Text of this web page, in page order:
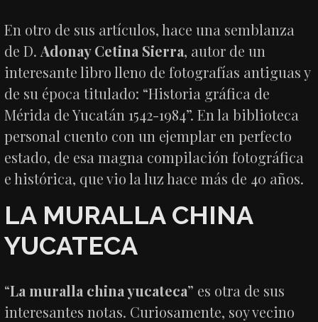
En otro de sus artículos, hace una semblanza
de D. Adonay Cetina Sierra, autor de un
interesante libro lleno de fotografías antiguas y
de su época titulado: “Historia gráfica de
Mérida de Yucatán 1542-1984”. En la biblioteca
personal cuento con un ejemplar en perfecto
estado, de esa magna compilación fotográfica
e histórica, que vio la luz hace más de 40 años.
LA MURALLA CHINA
YUCATECA
“La muralla china yucateca” es otra de sus
interesantes notas. Curiosamente, soy vecino